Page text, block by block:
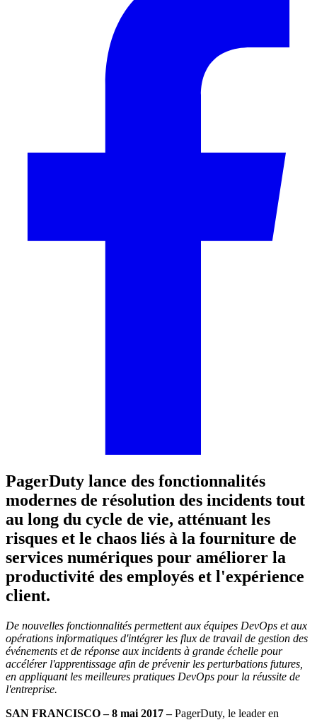
PagerDuty lance des fonctionnalités
modernes de résolution des incidents tout
au long du cycle de vie, atténuant les
risques et le chaos liés à la fourniture de
services numériques pour améliorer la
productivité des employés et l'expérience
client.
De nouvelles fonctionnalités permettent aux équipes DevOps et aux
opérations informatiques d'intégrer les flux de travail de gestion des
événements et de réponse aux incidents à grande échelle pour
accélérer l'apprentissage afin de prévenir les perturbations futures,
en appliquant les meilleures pratiques DevOps pour la réussite de
l'entreprise.
SAN FRANCISCO – 8 mai 2017 –PagerDuty, le leader en